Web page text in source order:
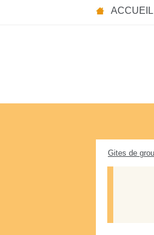
ACCUEIL
Gites de
Panneau de gestion des cookies